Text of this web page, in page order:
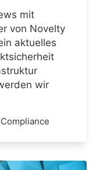
mit
von Novelty
aktuelles
wir